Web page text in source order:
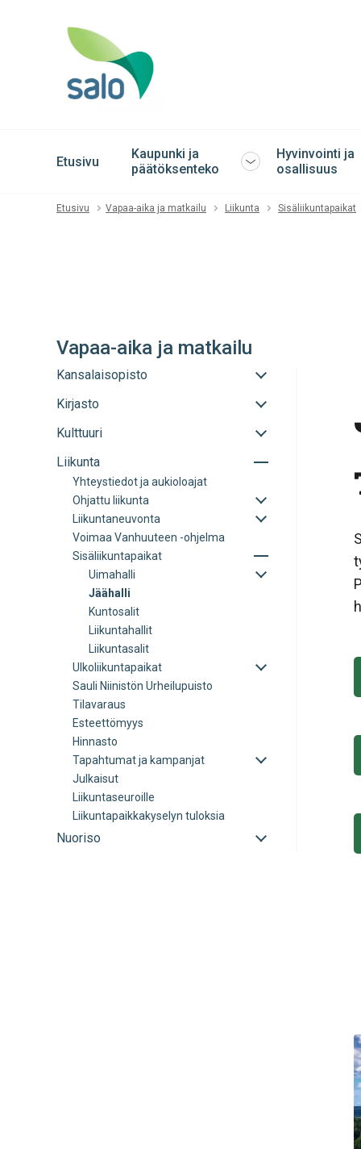
Etusivu
Kaupunki ja
päätöksenteko
Avaa
sulje
Hyvinvointi ja
osallisuus
Etusivu Vapaa-aika ja matkailu Liikunta Sisäliikuntapaikat
Vapaa-aika ja matkailu
Kansalaisopisto
Avaa
sulje
Kirjasto
Avaa
sulje
Kulttuuri
Avaa
sulje
Liikunta
Avaa
alavalikko
Yhteystiedot ja aukioloajat
Ohjattu liikunta
Avaa
sulje
Liikuntaneuvonta
Avaa
alavalikko
Voimaa Vanhuuteen -ohjelma
Sisäliikuntapaikat
Avaa
sulje
Uimahalli
Avaa
Jäähalli
Kuntosalit
Liikuntahallit
Liikuntasalit
Ulkoliikuntapaikat
Avaa
Sauli Niinistön Urheilupuisto
Tilavaraus
Esteettömyys
Hinnasto
Tapahtumat ja kampanjat
Avaa
Julkaisut
Liikuntaseuroille
Liikuntapaikkakyselyn tuloksia
Nuoriso
Avaa